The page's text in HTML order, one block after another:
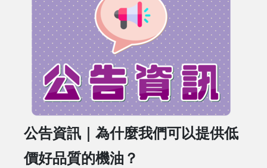
公告資訊｜為什麼我們可以提供低
價好品質的機油？